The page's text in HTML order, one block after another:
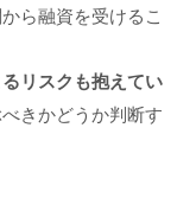
ら融資を受けるこ
リスクも抱えてい
きかどうか判断す